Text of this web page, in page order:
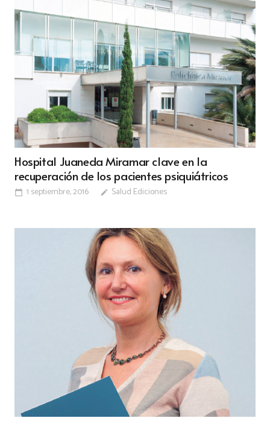
Hospital Juaneda Miramar clave en la
recuperación de los pacientes psiquiátricos
calendar_today 1 septiembre, 2016 edit Salud Ediciones